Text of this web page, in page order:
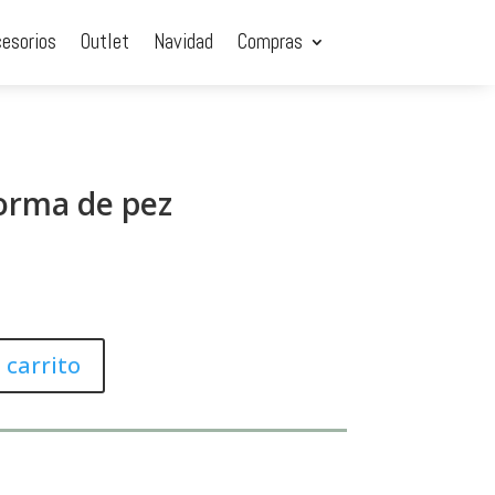
Outlet Navidad Compras
de pez
carrito